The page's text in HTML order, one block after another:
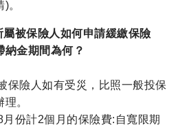
。
被保險人如何申請緩繳保險
納金期間為何？
保險人如有受災，比照一般投保
。
份計2個月的保險費:自寬限期